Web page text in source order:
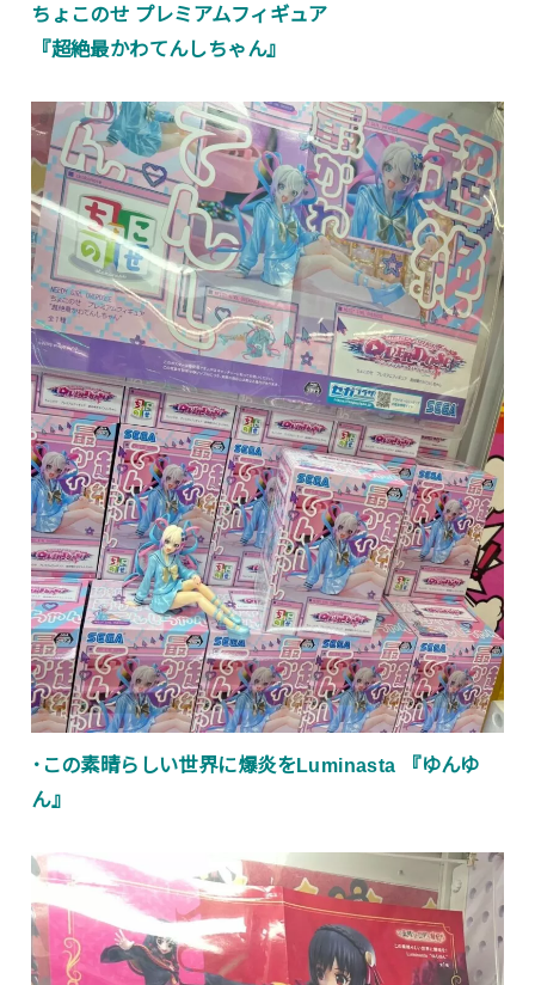
ちょこのせ プレミアムフィギュア
『超絶最かわてんしちゃん』
･この素晴らしい世界に爆炎をLuminasta 『ゆんゆ
ん』